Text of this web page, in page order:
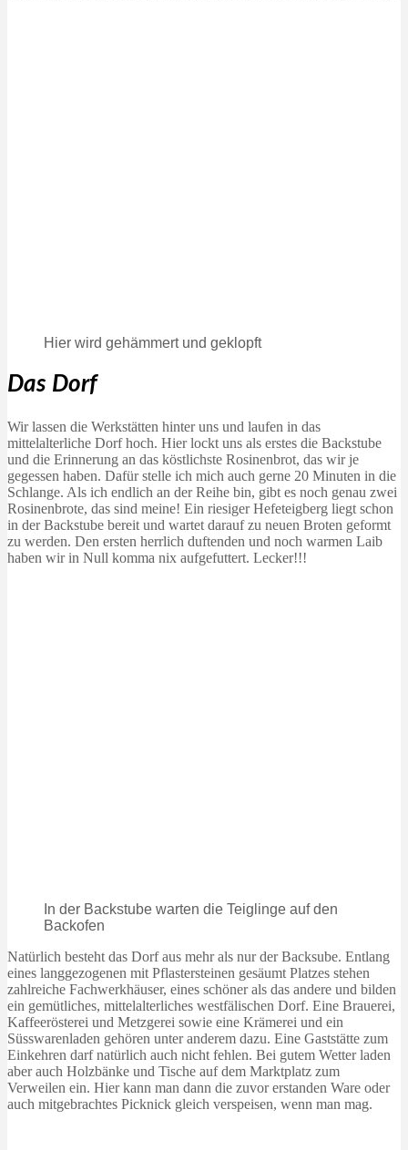
Hier wird gehämmert und geklopft
Das Dorf
Wir lassen die Werkstätten hinter uns und laufen in das
mittelalterliche Dorf hoch. Hier lockt uns als erstes die Backstube
und die Erinnerung an das köstlichste Rosinenbrot, das wir je
gegessen haben. Dafür stelle ich mich auch gerne 20 Minuten in die
Schlange. Als ich endlich an der Reihe bin, gibt es noch genau zwei
Rosinenbrote, das sind meine! Ein riesiger Hefeteigberg liegt schon
in der Backstube bereit und wartet darauf zu neuen Broten geformt
zu werden. Den ersten herrlich duftenden und noch warmen Laib
haben wir in Null komma nix aufgefuttert. Lecker!!!
In der Backstube warten die Teiglinge auf den
Backofen
Natürlich besteht das Dorf aus mehr als nur der Backsube. Entlang
eines langgezogenen mit Pflastersteinen gesäumt Platzes stehen
zahlreiche Fachwerkhäuser, eines schöner als das andere und bilden
ein gemütliches, mittelalterliches westfälischen Dorf. Eine Brauerei,
Kaffeerösterei und Metzgerei sowie eine Krämerei und ein
Süsswarenladen gehören unter anderem dazu. Eine Gaststätte zum
Einkehren darf natürlich auch nicht fehlen. Bei gutem Wetter laden
aber auch Holzbänke und Tische auf dem Marktplatz zum
Verweilen ein. Hier kann man dann die zuvor erstanden Ware oder
auch mitgebrachtes Picknick gleich verspeisen, wenn man mag.